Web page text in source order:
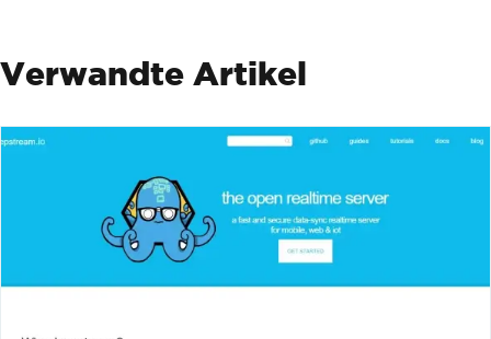
Verwandte Artikel